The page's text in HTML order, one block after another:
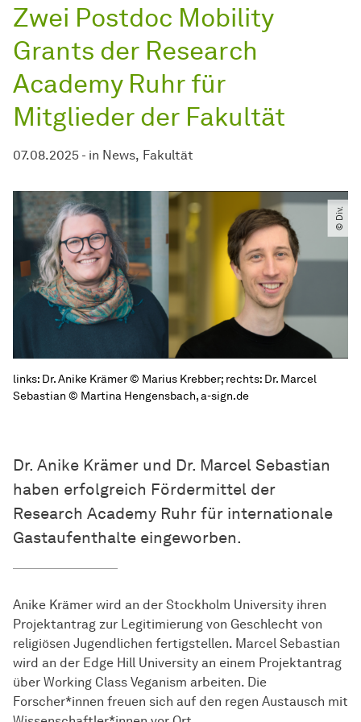
Zwei Postdoc Mobility
Grants der Research
Academy Ruhr für
Mitglieder der Fakultät
07.08.2025 - in News Fakultät
© Div.
links: Dr. Anike Krämer © Marius Krebber; rechts: Dr. Marcel
Sebastian © Martina Hengensbach, a-sign.de
Dr. Anike Krämer und Dr. Marcel Sebastian
haben erfolgreich Fördermittel der
Research Academy Ruhr für internationale
Gastaufenthalte eingeworben.
Anike Krämer wird an der Stockholm University ihren
Projektantrag zur Legitimierung von Geschlecht von
religiösen Jugendlichen fertigstellen. Marcel Sebastian
wird an der Edge Hill University an einem Projektantrag
über Working Class Veganism arbeiten. Die
Forscher*innen freuen sich auf den regen Austausch mit